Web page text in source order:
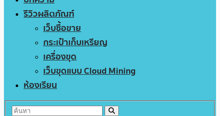
รีวิวผลิตภัณฑ์
เว็บซื้อขาย
กระเป๋าเก็บเหรียญ
เครื่องขุด
เว็บขุดแบบ Cloud Mining
ห้องเรียน